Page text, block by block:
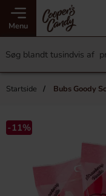
Menu
Startside Bubs Goody
-11%